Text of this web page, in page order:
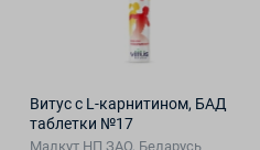
Витус с L-карнитином, БАД
таблетки №17
Малкут НП ЗАО, Беларусь